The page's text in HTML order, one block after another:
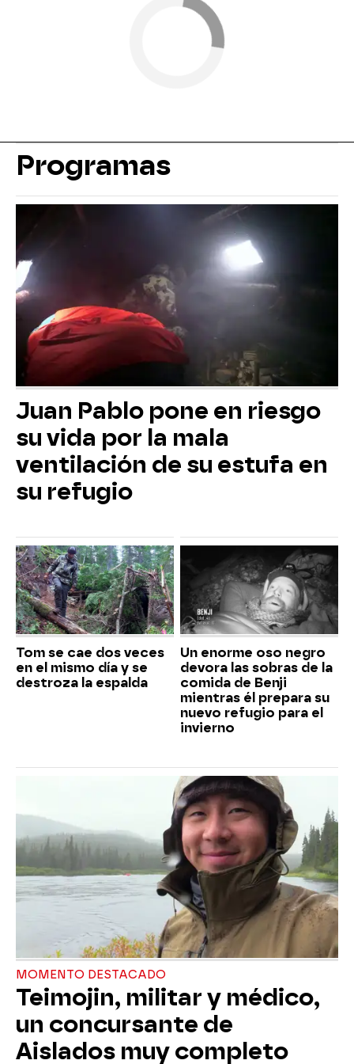
Programas
Juan Pablo pone en riesgo
su vida por la mala
ventilación de su estufa en
su refugio
Tom se cae dos veces
en el mismo día y se
destroza la espalda
Un enorme oso negro
devora las sobras de la
comida de Benji
mientras él prepara su
nuevo refugio para el
invierno
MOMENTO DESTACADO
Teimojin, militar y médico,
un concursante de
Aislados muy completo